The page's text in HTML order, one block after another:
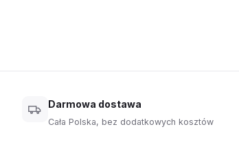
Darmowa dostawa
Cała Polska, bez dodatkowych kosztów